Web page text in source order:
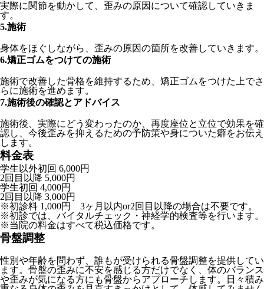
実際に関節を動かして、歪みの原因について確認していきま
す。
5.施術
身体をほぐしながら、歪みの原因の箇所を改善していきます。
6.矯正ゴムをつけての施術
施術で改善した骨格を維持するため、矯正ゴムをつけた上でさ
らに施術を進めます。
7.施術後の確認とアドバイス
施術後、実際にどう変わったのか、再度座位と立位で効果を確
認し、今後歪みを抑えるための予防策や身についた癖をお伝え
します。
料金表
学生以外初回 6,000円
2回目以降 5,000円
学生初回 4,000円
2回目以降 3,000円
※初診料 1,000円 3ヶ月以内or2回目以降の場合は不要です。
※初診では、バイタルチェック・神経学的検査等を行います。
※当院の料金はすべて税込価格です。
骨盤調整
性別や年齢を問わず、誰もが受けられる骨盤調整を提供してい
ます。骨盤の歪みに不安を感じる方だけでなく、体のバランス
や歪みが気になる方にも骨盤からアプローチします。日々積み